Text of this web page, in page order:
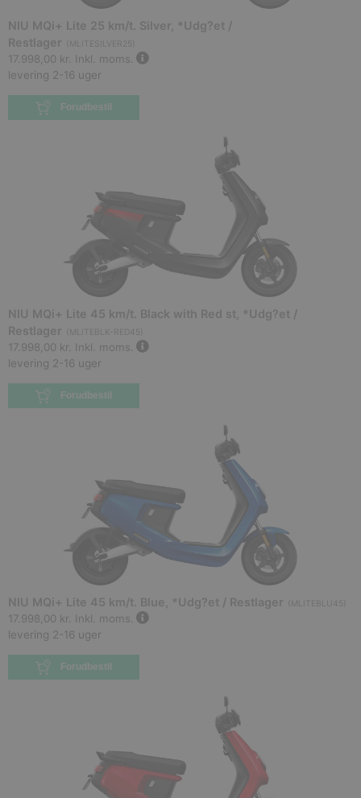
NIU MQi+ Lite 25 km/t. Silver, *Udg?et /
Restlager
MLITESILVER25
17.998,00 kr. Inkl. moms.
levering 2-16 uger
Forudbestil
NIU MQi+ Lite 45 km/t. Black with Red st, *Udg?et /
Restlager
MLITEBLK-RED45
17.998,00 kr. Inkl. moms.
levering 2-16 uger
Forudbestil
NIU MQi+ Lite 45 km/t. Blue, *Udg?et / Restlager MLITEBLU45
17.998,00 kr. Inkl. moms.
levering 2-16 uger
Forudbestil